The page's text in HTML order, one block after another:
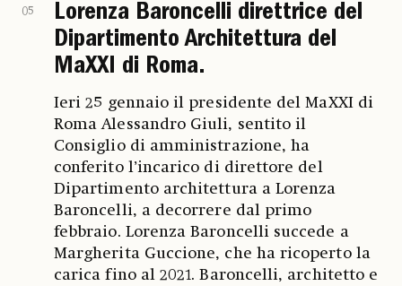
05
Lorenza Baroncelli direttrice del
Dipartimento Architettura del
MaXXI di Roma.
Ieri 25 gennaio il presidente del MaXXI di
Roma Alessandro Giuli, sentito il
Consiglio di amministrazione, ha
conferito l’incarico di direttore del
Dipartimento architettura a Lorenza
Baroncelli, a decorrere dal primo
febbraio. Lorenza Baroncelli succede a
Margherita Guccione, che ha ricoperto la
carica fino al 2021. Baroncelli, architetto e